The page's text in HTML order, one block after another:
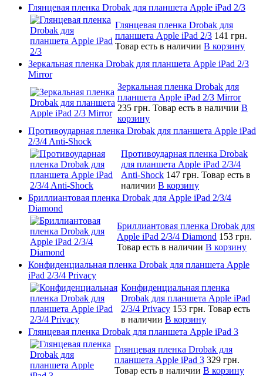
Глянцевая пленка Drobak для планшета Apple iPad 2/3
Глянцевая пленка Drobak для
планшета Apple iPad 2/3 141 грн.
Товар есть в наличии В корзину
Зеркальная пленка Drobak для планшета Apple iPad 2/3
Mirror
Зеркальная пленка Drobak для
планшета Apple iPad 2/3 Mirror
235 грн. Товар есть в наличии В
корзину
Противоударная пленка Drobak для планшета Apple iPad
2/3/4 Anti-Shock
Противоударная пленка Drobak
для планшета Apple iPad 2/3/4
Anti-Shock 147 грн. Товар есть в
наличии В корзину
Бриллиантовая пленка Drobak для Apple iPad 2/3/4
Diamond
Бриллиантовая пленка Drobak для
Apple iPad 2/3/4 Diamond 153 грн.
Товар есть в наличии В корзину
Конфиденциальная пленка Drobak для планшета Apple
iPad 2/3/4 Privacy
Конфиденциальная пленка
Drobak для планшета Apple iPad
2/3/4 Privacy 153 грн. Товар есть
в наличии В корзину
Глянцевая пленка Drobak для планшета Apple iPad 3
Глянцевая пленка Drobak для
планшета Apple iPad 3 329 грн.
Товар есть в наличии В корзину